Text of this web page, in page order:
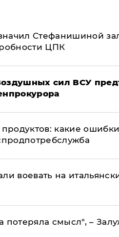
Стефанишиной
ЦПК
сил ВСУ
какие
воевать на
потеряла смысл", –